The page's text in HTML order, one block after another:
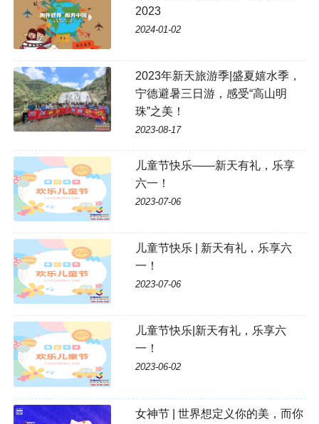
2023
2024-01-02
2023年新天旅游季|盛夏嬉水季，
宁德避暑三日游，感受“高山明
珠”之美！
2023-08-17
儿童节快乐——新天有礼，乐享
六一！
2023-07-06
儿童节快乐 | 新天有礼，乐享六
一！
2023-07-06
儿童节快乐|新天有礼，乐享六
一！
2023-06-02
女神节 | 世界想定义你的美，而你